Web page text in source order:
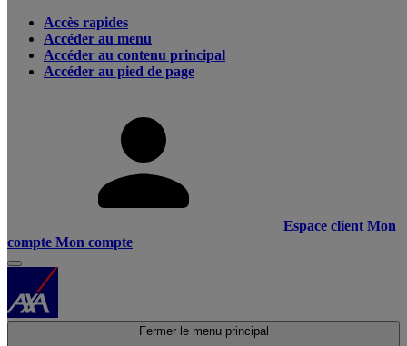
Accès rapides
Accéder au menu
Accéder au contenu principal
Accéder au pied de page
Espace client Mon
compte Mon compte
Fermer le menu principal